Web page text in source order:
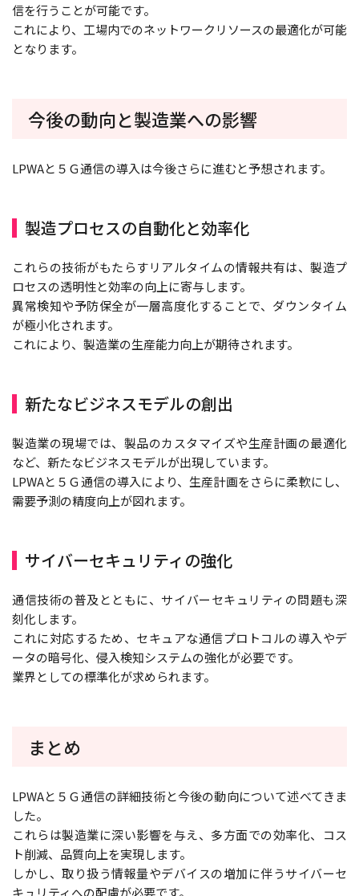
信を行うことが可能です。
これにより、工場内でのネットワークリソースの最適化が可能
となります。
今後の動向と製造業への影響
LPWAと５Ｇ通信の導入は今後さらに進むと予想されます。
製造プロセスの自動化と効率化
これらの技術がもたらすリアルタイムの情報共有は、製造プ
ロセスの透明性と効率の向上に寄与します。
異常検知や予防保全が一層高度化することで、ダウンタイム
が極小化されます。
これにより、製造業の生産能力向上が期待されます。
新たなビジネスモデルの創出
製造業の現場では、製品のカスタマイズや生産計画の最適化
など、新たなビジネスモデルが出現しています。
LPWAと５Ｇ通信の導入により、生産計画をさらに柔軟にし、
需要予測の精度向上が図れます。
サイバーセキュリティの強化
通信技術の普及とともに、サイバーセキュリティの問題も深
刻化します。
これに対応するため、セキュアな通信プロトコルの導入やデ
ータの暗号化、侵入検知システムの強化が必要です。
業界としての標準化が求められます。
まとめ
LPWAと５Ｇ通信の詳細技術と今後の動向について述べてきま
した。
これらは製造業に深い影響を与え、多方面での効率化、コス
ト削減、品質向上を実現します。
しかし、取り扱う情報量やデバイスの増加に伴うサイバーセ
キュリティへの配慮が必要です。